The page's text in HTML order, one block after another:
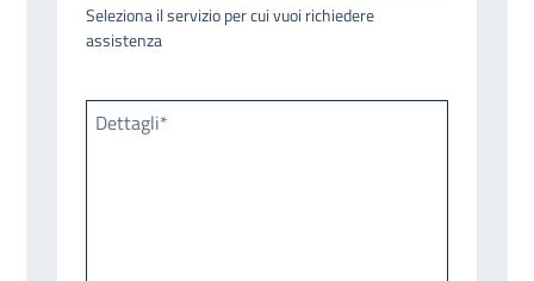
Seleziona il servizio per cui vuoi richiedere
assistenza
Dettagli*